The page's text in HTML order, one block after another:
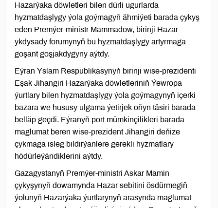
Hazarýaka döwletleri bilen dürli ugurlarda
hyzmatdaşlygy ýola goýmagyň ähmiýeti barada çykyş
eden Premýer-ministr Mammadow, birinji Hazar
ykdysady forumynyň bu hyzmatdaşlygy artyrmaga
goşant goşjakdygyny aýtdy.
Eýran Yslam Respublikasynyň birinji wise-prezidenti
Eşak Jihangiri Hazarýaka döwletleriniň Ýewropa
ýurtlary bilen hyzmatdaşlygy ýola goýmagynyň içerki
bazara we hususy ulgama ýetirjek oňyn täsiri barada
belläp geçdi. Eýranyň port mümkinçilikleri barada
maglumat beren wise-prezident Jihangiri deňize
çykmaga isleg bildirýänlere gerekli hyzmatlary
hödürleýändiklerini aýtdy.
Gazagystanyň Premýer-ministri Askar Mamin
çykyşynyň dowamynda Hazar sebitini ösdürmegiň
ýolunyň Hazarýaka ýurtlarynyň arasynda maglumat